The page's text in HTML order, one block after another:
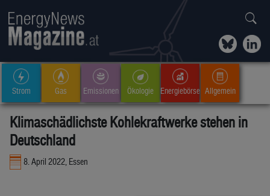
Strom Gas Emissionen Ökologie Energiebörse Allgemein
Klimaschädlichste Kohlekraftwerke stehen in
Deutschland
8. April 2022, Essen